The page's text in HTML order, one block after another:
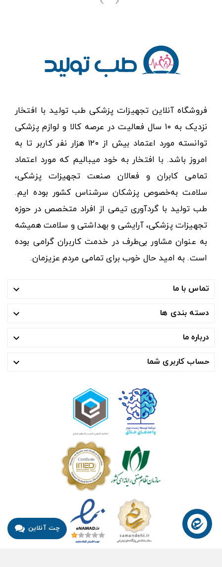
فروشگاه آنلاین تجهیزات پزشکی طب تولید با افتخار
نزدیک به ۱۰ سال فعالیت در عرصه کالا و لوازم پزشکی
توانسته مورد اعتماد بیش از ۱۲۰ هزار نفر کاربر تا به
امروز باشد. با افتخار به خود میبالیم که مورد اعتماد
تمامی کابران و فعالان صنعت تجهیزات پزشکی،
سلامت به‌خصوص پزشکان سرشناس کشور بوده ایم.
طب تولید با گردآوری تیمی از افراد متخصص در حوزه
تجهیزات پزشکی، آرایشی و بهداشتی و سلامت همیشه
به عنوان مشاور بی‌طرف در خدمت کاربران گرامی بوده
است. به امید حال خوب برای تمامی مردم عزیزمان.
تماس با ما 
دسته بندی ها 
درباره ما 
حساب کاربری شما 
چت آنلاین